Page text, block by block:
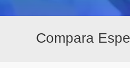
Compara